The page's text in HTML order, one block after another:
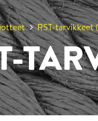
RST-tarvikkeet